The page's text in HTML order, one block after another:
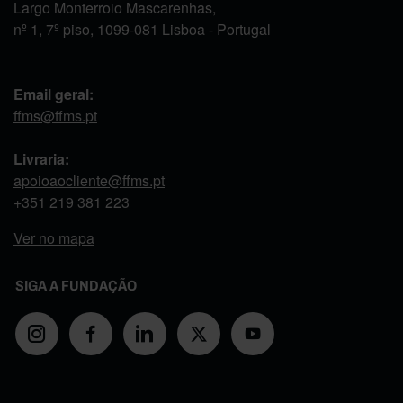
Largo Monterroio Mascarenhas,
nº 1, 7º piso, 1099-081 Lisboa - Portugal
Email geral:
ffms@ffms.pt
Livraria:
apoioaocliente@ffms.pt
+351 219 381 223
Ver no mapa
SIGA A FUNDAÇÃO